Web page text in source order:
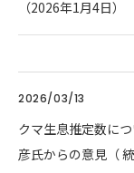
（2026年1月4日）
2026/03/13
クマ生息推定数に
彦氏からの意見（ 統